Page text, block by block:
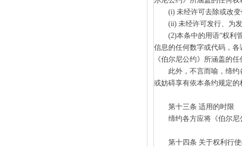
(i) 未经许可去除或改变
(ii) 未经许可发行、为发
(2)本条中的用语“权利管
信息的任何数字或代码，
《伯尔尼公约》所涵盖的
此外，不言而喻，缔约各
或妨碍享有依本条约规定的
第十三条 适用的时限
缔约各方应将《伯尔尼公
第十四条 关于权利行使